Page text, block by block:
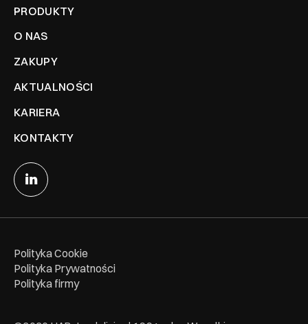
PRODUKTY
O NAS
ZAKUPY
AKTUALNOŚCI
KARIERA
KONTAKTY
Polityka Cookie
Polityka Prywatności
Polityka firmy